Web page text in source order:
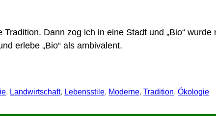
Tradition. Dann zog ich in eine Stadt und „Bio“
erlebe „Bio“ als ambivalent.
, Landwirtschaft, Lebensstile, Moderne, Tradition, Ökologie